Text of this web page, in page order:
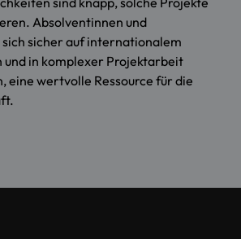
Absolventinnen und
sicher auf internationalem
und in komplexer Projektarbeit
eine wertvolle Ressource für die